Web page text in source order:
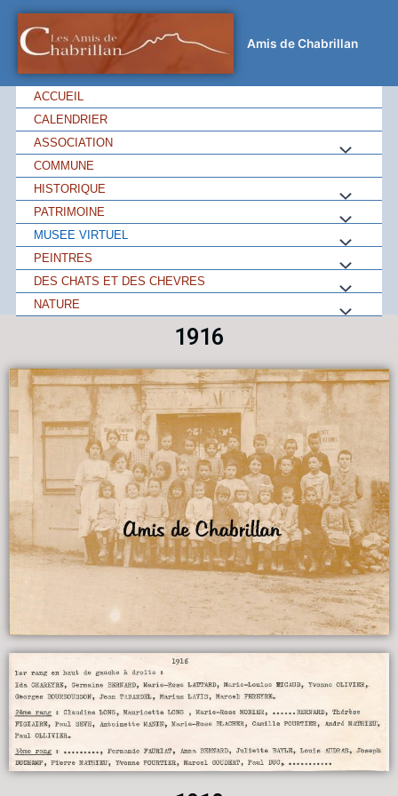
Amis de Chabrillan
ACCUEIL
CALENDRIER
ASSOCIATION
COMMUNE
HISTORIQUE
PATRIMOINE
MUSEE VIRTUEL
PEINTRES
DES CHATS ET DES CHEVRES
NATURE
1916